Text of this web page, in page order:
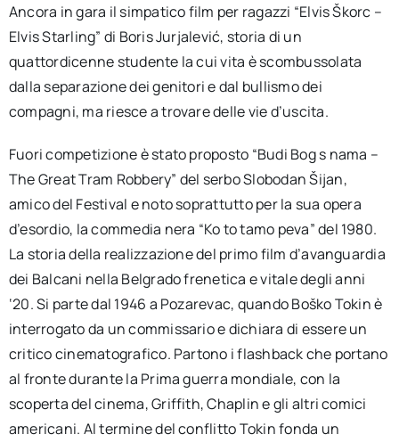
Ancora in gara il simpatico film per ragazzi “Elvis Škorc –
Elvis Starling” di Boris Jurjalević, storia di un
quattordicenne studente la cui vita è scombussolata
dalla separazione dei genitori e dal bullismo dei
compagni, ma riesce a trovare delle vie d’uscita.
Fuori competizione è stato proposto “Budi Bog s nama –
The Great Tram Robbery” del serbo Slobodan Šijan,
amico del Festival e noto soprattutto per la sua opera
d’esordio, la commedia nera “Ko to tamo peva” del 1980.
La storia della realizzazione del primo film d’avanguardia
dei Balcani nella Belgrado frenetica e vitale degli anni
‘20. Si parte dal 1946 a Pozarevac, quando Boško Tokin è
interrogato da un commissario e dichiara di essere un
critico cinematografico. Partono i flashback che portano
al fronte durante la Prima guerra mondiale, con la
scoperta del cinema, Griffith, Chaplin e gli altri comici
americani. Al termine del conflitto Tokin fonda un